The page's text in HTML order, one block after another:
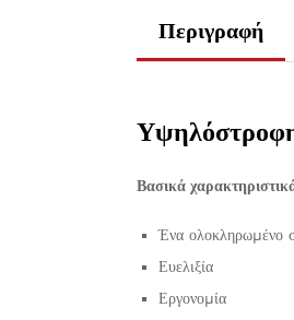
Περιγραφή
Βασικά
Ένα ολοκληρωµένο
Ευελιξία
Εργονοµία